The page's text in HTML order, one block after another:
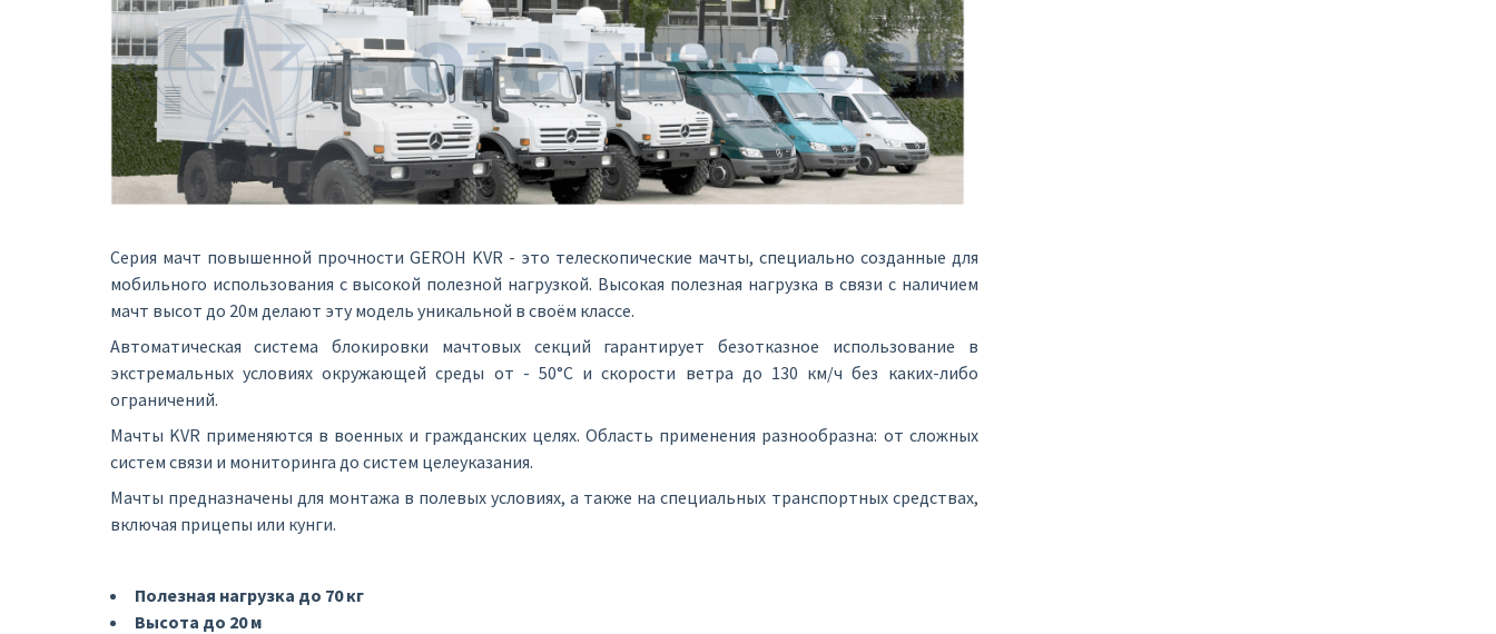
Серия мачт повышенной прочности GEROH KVR - это телескопические мачты, специально созданные для
мобильного использования с высокой полезной нагрузкой. Высокая полезная нагрузка в связи с наличием
мачт высот до 20м делают эту модель уникальной в своём классе.
Автоматическая система блокировки мачтовых секций гарантирует безотказное использование в
экстремальных условиях окружающей среды от - 50°C и скорости ветра до 130 км/ч без каких-либо
ограничений.
Мачты KVR применяются в военных и гражданских целях. Область применения разнообразна: от сложных
систем связи и мониторинга до систем целеуказания.
Мачты предназначены для монтажа в полевых условиях, а также на специальных транспортных средствах,
включая прицепы или кунги.
Полезная нагрузка до 70 кг
Высота до 20 м